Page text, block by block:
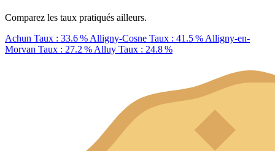
Comparez les taux pratiqués ailleurs.
Achun Taux : 33.6 % Alligny-Cosne Taux : 41.5 % Alligny-en-
Morvan Taux : 27.2 % Alluy Taux : 24.8 %